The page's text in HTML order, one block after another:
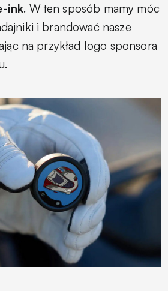
ink. W ten sposób mamy móc
i brandować nasze
na przykład logo sponsora